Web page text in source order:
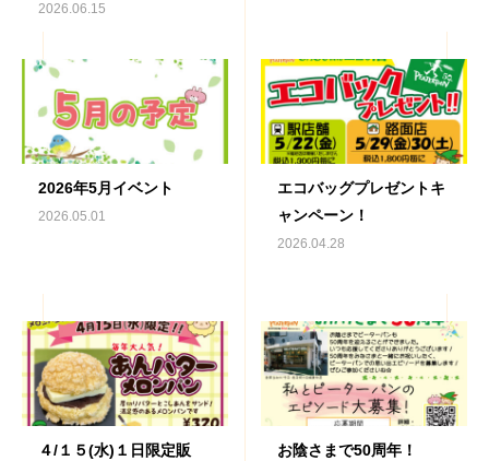
2026.06.15
2026年5月イベント
2026.05.01
エコバッグプレゼントキ
ャンペーン！
2026.04.28
４/１５(水)１日限定販
お陰さまで50周年！